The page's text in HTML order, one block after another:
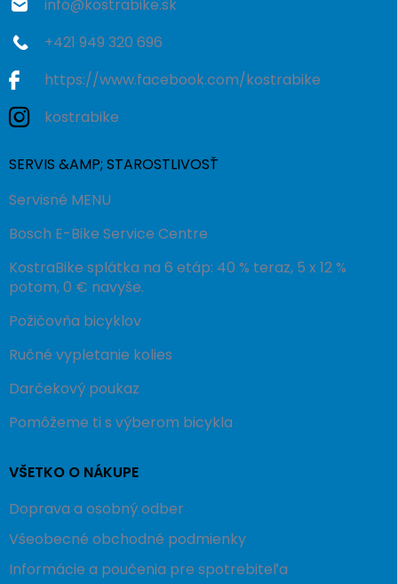
info@kostrabike.sk
+421 949 320 696
https://www.facebook.com/kostrabike
kostrabike
SERVIS &AMP; STAROSTLIVOSŤ
Servisné MENU
Bosch E-Bike Service Centre
KostraBike splátka na 6 etáp: 40 % teraz, 5 x 12 %
potom, 0 € navyše.
Požičovňa bicyklov
Ručné vypletanie kolies
Darčekový poukaz
Pomôžeme ti s výberom bicykla
VŠETKO O NÁKUPE
Doprava a osobný odber
Všeobecné obchodné podmienky
Informácie a poučenia pre spotrebiteľa